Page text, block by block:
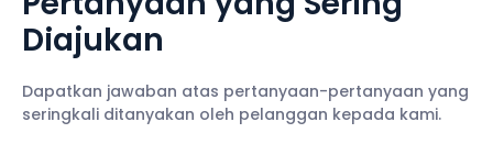
Diajukan
Dapatkan jawaban atas pertanyaan-pertanyaan yang
seringkali ditanyakan oleh pelanggan kepada kami.